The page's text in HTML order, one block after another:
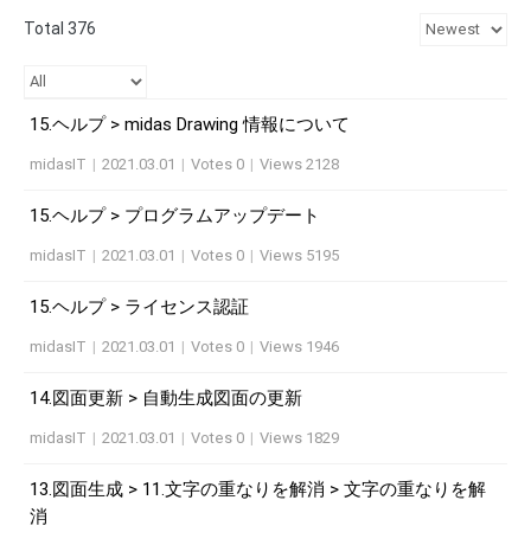
Total 376
15.ヘルプ > midas Drawing 情報について
midasIT | 2021.03.01 | Votes 0 | Views 2128
15.ヘルプ > プログラムアップデート
midasIT | 2021.03.01 | Votes 0 | Views 5195
15.ヘルプ > ライセンス認証
midasIT | 2021.03.01 | Votes 0 | Views 1946
14.図面更新 > 自動生成図面の更新
midasIT | 2021.03.01 | Votes 0 | Views 1829
13.図面生成 > 11.文字の重なりを解消 > 文字の重なりを解
消